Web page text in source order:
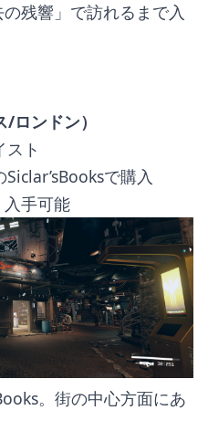
残響」で訪れるまで入
ンドン）
スト
で購入
手可能
。街の中心方面にあ